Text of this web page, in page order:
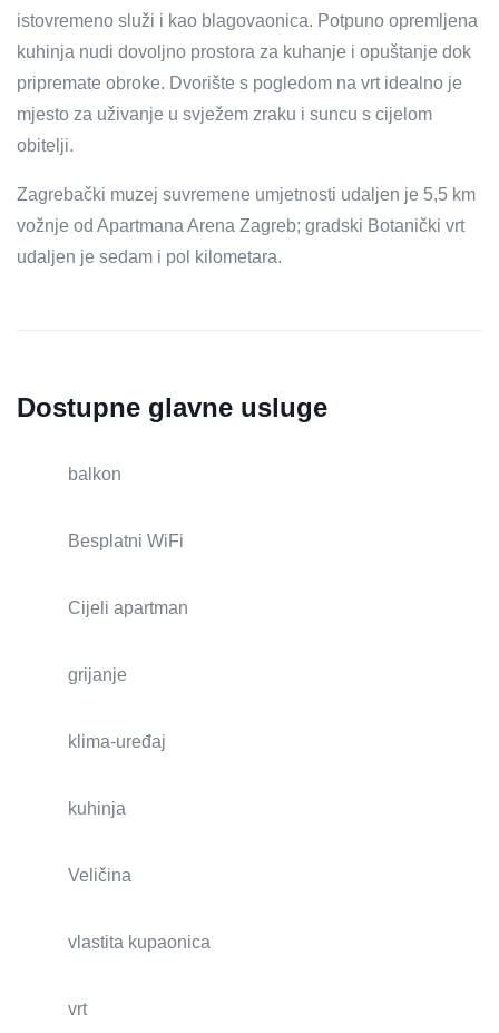
istovremeno služi i kao blagovaonica. Potpuno opremljena
kuhinja nudi dovoljno prostora za kuhanje i opuštanje dok
pripremate obroke. Dvorište s pogledom na vrt idealno je
mjesto za uživanje u svježem zraku i suncu s cijelom
obitelji.
Zagrebački muzej suvremene umjetnosti udaljen je 5,5 km
vožnje od Apartmana Arena Zagreb; gradski Botanički vrt
udaljen je sedam i pol kilometara.
Dostupne glavne usluge
balkon
Besplatni WiFi
Cijeli apartman
grijanje
klima-uređaj
kuhinja
Veličina
vlastita kupaonica
vrt